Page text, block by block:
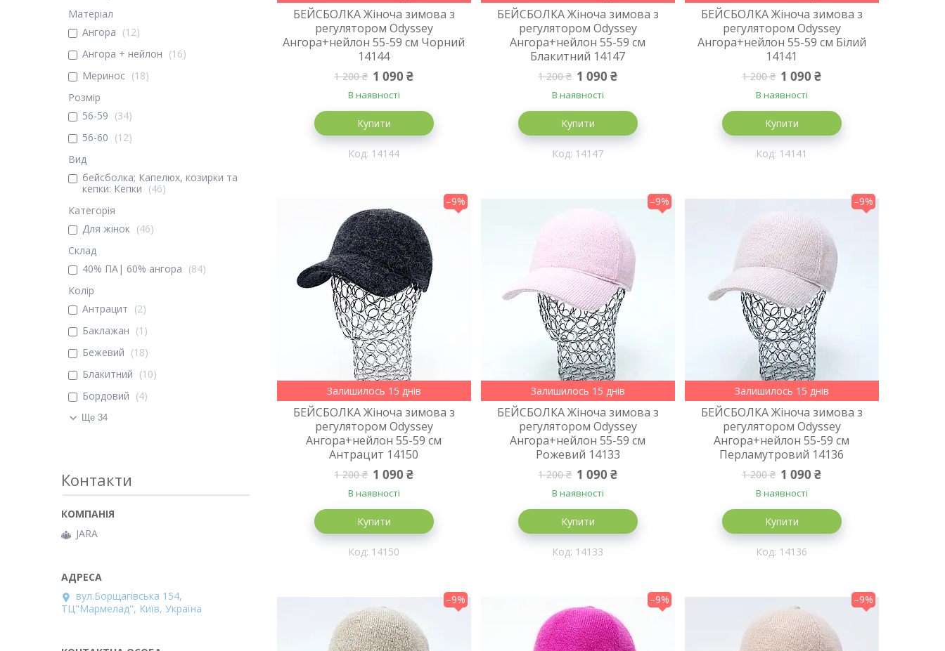
БЕЙСБОЛКА Жіноча зимова з
регулятором Odyssey
Ангора+нейлон 55-59 см Чорний
14144
1 200 ₴ 1 090 ₴
В наявності
Купити
14144
БЕЙСБОЛКА Жіноча зимова з
регулятором Odyssey
Ангора+нейлон 55-59 см
Блакитний 14147
1 200 ₴ 1 090 ₴
В наявності
Купити
14147
БЕЙСБОЛКА Жіноча зимова з
регулятором Odyssey
Ангора+нейлон 55-59 см Білий
14141
1 200 ₴ 1 090 ₴
В наявності
Купити
14141
–9%
Залишилось 15 днів
БЕЙСБОЛКА Жіноча зимова з
регулятором Odyssey
Ангора+нейлон 55-59 см
Антрацит 14150
1 200 ₴ 1 090 ₴
В наявності
Купити
14150
–9%
Залишилось 15 днів
БЕЙСБОЛКА Жіноча зимова з
регулятором Odyssey
Ангора+нейлон 55-59 см
Рожевий 14133
1 200 ₴ 1 090 ₴
В наявності
Купити
14133
–9%
Залишилось 15 днів
БЕЙСБОЛКА Жіноча зимова з
регулятором Odyssey
Ангора+нейлон 55-59 см
Перламутровий 14136
1 200 ₴ 1 090 ₴
В наявності
Купити
14136
–9% –9% –9%
Матеріал
Ангора
12
Ангора + нейлон
16
Меринос
18
Розмір
56-59
34
56-60
12
Вид
бейсболка; Капелюх, козирки та
кепки: Кепки
46
Категорія
Для жінок
46
Склад
40% ПА| 60% ангора
84
Колір
Антрацит
2
Баклажан
1
Бежевий
18
Блакитний
10
Бордовий
4
Ще 34
Контакти
JARA
вул.Борщагівська 154,
ТЦ"Мармелад", Київ, Україна